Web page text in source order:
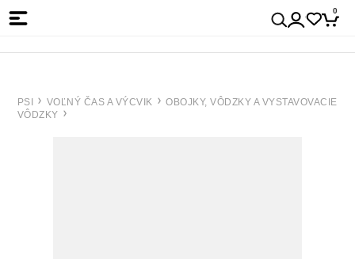
0
PSI VOĽNÝ ČAS A VÝCVIK
OBOJKY, VÔDZKY A VYSTAVOVACIE
VÔDZKY